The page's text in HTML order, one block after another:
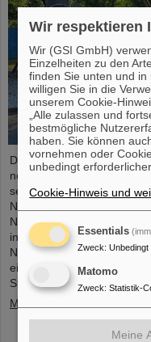
Die „ESA FAIR Space
neue Runde: Mit seinem
seiner hochkarätigen
Netzwerk, zieht das
internationales Interesse
Nachwuchsforschende aus
einmalige Gelegenheit,
Strahlung zu befassen.
Mehr »
Wir respektieren
Wir (GSI GmbH)
Einzelheiten zu den
finden Sie unten und
willigen Sie in die
unserem Cookie-
„Alle zulassen und
bestmögliche
haben. Sie können
vornehmen oder
unbedingt
Cookie-Hinweis und
Essentials
Zweck:
Matomo
Zweck: Statistik-
Meine